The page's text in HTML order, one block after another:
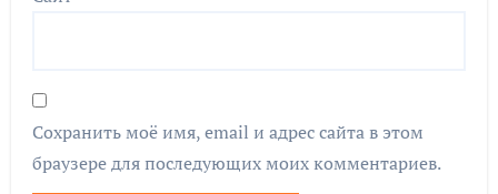
Сохранить моё имя, email и адрес сайта в этом
браузере для последующих моих комментариев.